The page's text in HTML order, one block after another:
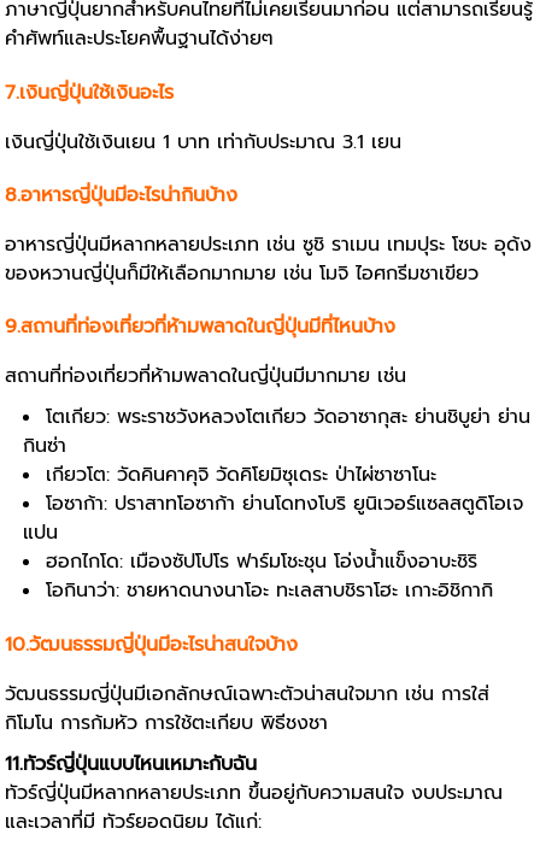
ภาษาญี่ปุ่นยากสำหรับคนไทยที่ไม่เคยเรียนมาก่อน แต่สามารถเรียนรู้
คำศัพท์และประโยคพื้นฐานได้ง่ายๆ
7.เงินญี่ปุ่นใช้เงินอะไร
เงินญี่ปุ่นใช้เงินเยน 1 บาท เท่ากับประมาณ 3.1 เยน
8.อาหารญี่ปุ่นมีอะไรน่ากินบ้าง
อาหารญี่ปุ่นมีหลากหลายประเภท เช่น ซูชิ ราเมน เทมปุระ โซบะ อุด้ง
ของหวานญี่ปุ่นก็มีให้เลือกมากมาย เช่น โมจิ ไอศกรีมชาเขียว
9.สถานที่ท่องเที่ยวที่ห้ามพลาดในญี่ปุ่นมีที่ไหนบ้าง
สถานที่ท่องเที่ยวที่ห้ามพลาดในญี่ปุ่นมีมากมาย เช่น
โตเกียว: พระราชวังหลวงโตเกียว วัดอาซากุสะ ย่านชิบูย่า ย่าน
กินซ่า
เกียวโต: วัดคินคาคุจิ วัดคิโยมิซุเดระ ป่าไผ่ซาซาโนะ
โอซาก้า: ปราสาทโอซาก้า ย่านโดทงโบริ ยูนิเวอร์แซลสตูดิโอเจ
แปน
ฮอกไกโด: เมืองซัปโปโร ฟาร์มโชะชุน โอ่งน้ำแข็งอาบะชิริ
โอกินาว่า: ชายหาดนางนาโอะ ทะเลสาบชิราโฮะ เกาะอิชิกากิ
10.วัฒนธรรมญี่ปุ่นมีอะไรน่าสนใจบ้าง
วัฒนธรรมญี่ปุ่นมีเอกลักษณ์เฉพาะตัวน่าสนใจมาก เช่น การใส่
กิโมโน การก้มหัว การใช้ตะเกียบ พิธีชงชา
11.ทัวร์ญี่ปุ่นแบบไหนเหมาะกับฉัน
ทัวร์ญี่ปุ่นมีหลากหลายประเภท ขึ้นอยู่กับความสนใจ งบประมาณ
และเวลาที่มี ทัวร์ยอดนิยม ได้แก่: